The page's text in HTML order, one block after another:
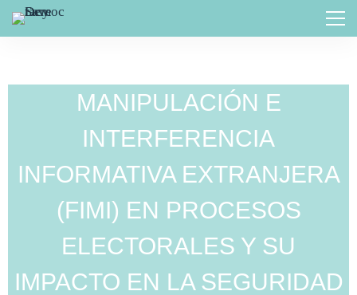
MANIPULACIÓN E
INTERFERENCIA
INFORMATIVA EXTRANJERA
(FIMI) EN PROCESOS
ELECTORALES Y SU
IMPACTO EN LA SEGURIDAD